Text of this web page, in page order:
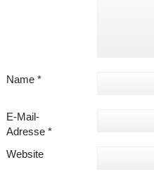
Name *
E-Mail-
Adresse *
Website